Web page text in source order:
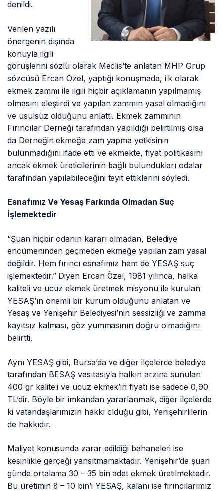
denildi.
Verilen yazılı
önergenin dışında
konuyla ilgili
görüşlerini sözlü olarak Meclis’te anlatan MHP Grup
sözcüsü Ercan Özel, yaptığı konuşmada, ilk olarak
ekmek zammı ile ilgili hiçbir açıklamanın yapılmamış
olmasını eleştirdi ve yapılan zammın yasal olmadığını
ve usulsüz olduğunu anlattı. Ekmek zammının
Fırıncılar Derneği tarafından yapıldığı belirtilmiş olsa
da Derneğin ekmeğe zam yapma yetkisinin
bulunmadığını ifade etti ve ekmekte, fiyat politikasını
ancak ekmek üreticilerinin bağlı bulundukları odalar
tarafından yapılabileceğini teyit ettiklerini söyledi.
Esnafımız Ve Yesaş Farkında Olmadan Suç
İşlemektedir
“Şuan hiçbir odanın kararı olmadan, Belediye
encümeninden geçmeden ekmeğe yapılan zam yasal
değildir. Hem fırıncı esnafımız hem de YESAŞ suç
işlemektedir.” Diyen Ercan Özel, 1981 yılında, halka
kaliteli ve ucuz ekmek üretmek misyonu ile kurulan
YESAŞ’ın önemli bir kurum olduğunu anlatan ve
Yesaş ve Yenişehir Belediyesi’nin sessizliği ve zamma
kayıtsız kalması, göz yummasının doğru olmadığını
belirtti.
Aynı YESAŞ gibi, Bursa’da ve diğer ilçelerde belediye
tarafından BESAŞ vasıtasıyla halkın arzına sunulan
400 gr kaliteli ve ucuz ekmek’in fiyatı ise sadece 0,90
TL’dir. Böyle bir imkandan yararlanmak, diğer ilçelerde
ki vatandaşlarımızın hakkı olduğu gibi, Yenişehirlilerin
de hakkıdır.
Maliyet konusunda zarar edildiği bahaneleri ise
kesinlikle gerçeği yansıtmamaktadır. Yenişehir’de şuan
günde ortalama 30 – 35 bin adet ekmek üretilmektedir.
Bu üretimin 8 – 10 bin’i YESAŞ, kalanı ise fırıncılarımız